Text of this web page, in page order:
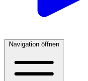
Navigation öffnen